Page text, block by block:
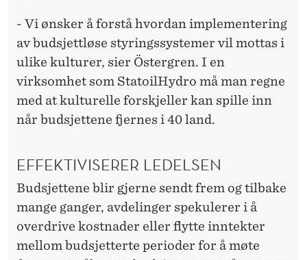
- Vi ønsker å forstå hvordan implementering
av budsjettløse styringssystemer vil mottas i
ulike kulturer, sier Östergren. I en
virksomhet som StatoilHydro må man regne
med at kulturelle forskjeller kan spille inn
når budsjettene fjernes i 40 land.
EFFEKTIVISERER LEDELSEN
Budsjettene blir gjerne sendt frem og tilbake
mange ganger, avdelinger spekulerer i å
overdrive kostnader eller flytte inntekter
mellom budsjetterte perioder for å møte